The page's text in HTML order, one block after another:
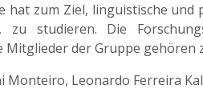
hat zum Ziel, linguistische
studieren. Die
Mitglieder der Gruppe gehören
Monteiro, Leonardo Ferreira